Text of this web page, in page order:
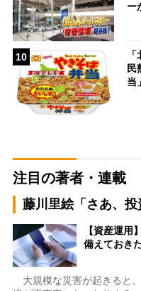
ー
10
民
当
注目の著者・連載
藤川里絵「さあ、投
【資産運用
備えておき
大規模な災害が起きると